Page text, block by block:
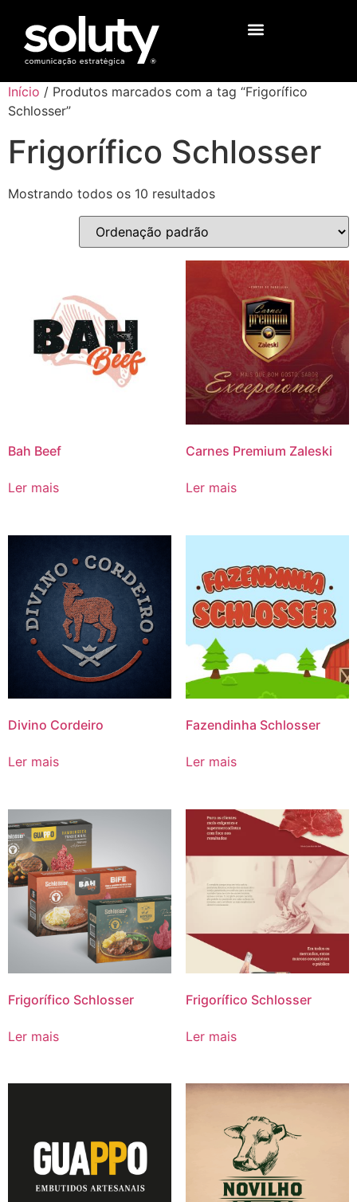
Início / Produtos marcados com a tag “Frigorífico
Schlosser”
Frigorífico Schlosser
Mostrando todos os 10 resultados
Bah Beef
Ler mais
Carnes Premium Zaleski
Ler mais
Divino Cordeiro
Ler mais
Fazendinha Schlosser
Ler mais
Frigorífico Schlosser
Ler mais
Frigorífico Schlosser
Ler mais